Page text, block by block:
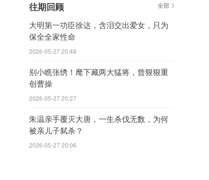
往期回顾 全部
大明第一功臣徐达，含泪交出爱女，只为
保全全家性命
2026-05-27 20:48
别小瞧张绣！麾下藏两大猛将，曾狠狠重
创曹操
2026-05-27 20:27
朱温亲手覆灭大唐，一生杀伐无数，为何
被亲儿子弑杀？
2026-05-27 20:06